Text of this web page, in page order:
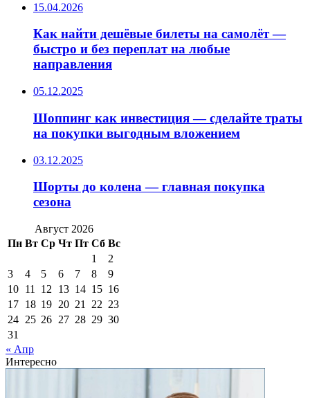
15.04.2026
Как найти дешёвые билеты на самолёт —
быстро и без переплат на любые
направления
05.12.2025
Шоппинг как инвестиция — сделайте траты
на покупки выгодным вложением
03.12.2025
Шорты до колена — главная покупка
сезона
Август 2026
Пн Вт Ср Чт Пт Сб Вс
1
2
3
4 5 6 7 8
9
10 11 12 13 14 15 16
17 18 19 20 21 22 23
24 25 26 27 28 29 30
31
« Апр
Интересно